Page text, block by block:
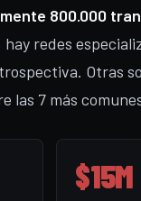
800.000
hay redes
Otras
las 7 más
$15M